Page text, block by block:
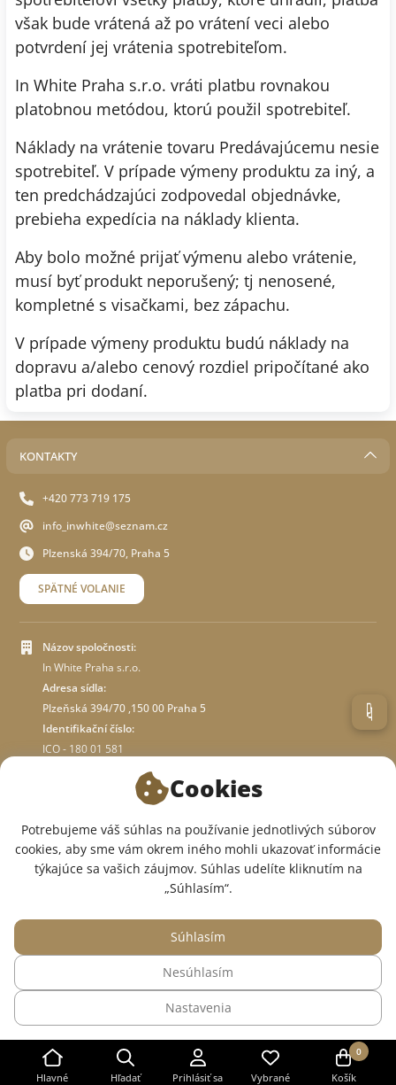
Hlavné Hľadať Prihlásiť sa Vybrané
0
Košík
však bude vrátená až po vrátení veci alebo
potvrdení jej vrátenia spotrebiteľom.
In White Praha s.r.o. vráti platbu rovnakou
platobnou metódou, ktorú použil spotrebiteľ.
Náklady na vrátenie tovaru Predávajúcemu nesie
spotrebiteľ. V prípade výmeny produktu za iný, a
ten predchádzajúci zodpovedal objednávke,
prebieha expedícia na náklady klienta.
Aby bolo možné prijať výmenu alebo vrátenie,
musí byť produkt neporušený; tj nenosené,
kompletné s visačkami, bez zápachu.
V prípade výmeny produktu budú náklady na
dopravu a/alebo cenový rozdiel pripočítané ako
platba pri dodaní.
KONTAKTY
+420 773 719 175
info_inwhite@seznam.cz
Plzenská 394/70, Praha 5
SPÄTNÉ VOLANIE
Názov spoločnosti:
In White Praha s.r.o.
Adresa sídla:
Plzeňská 394/70 ,150 00 Praha 5
Identifikační číslo:
ICO - 180 01 581
O OBCHODE
SME V SOCIÁLNYCH SIEŤACH:
© 2015 — 2026, Internetový obchod so zdravotným oblečením InWhite.
Web vytvorilSago Group
Cookies
Potrebujeme váš súhlas na používanie jednotlivých súborov
cookies, aby sme vám okrem iného mohli ukazovať informácie
týkajúce sa vašich záujmov. Súhlas udelíte kliknutím na
„Súhlasím“.
Nastavenia
Nesúhlasím
Súhlasím